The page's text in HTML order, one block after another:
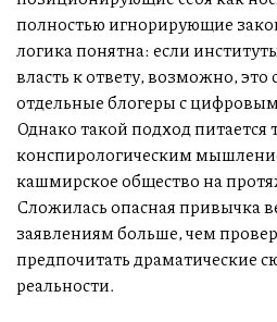
полностью игнорирующие
логика понятна: если
власть к ответу, возможно, это
отдельные блогеры с
Однако такой подход питается
конспирологическим
кашмирское общество на
Сложилась опасная привычка
заявлениям больше, чем
предпочитать драматические
реальности.